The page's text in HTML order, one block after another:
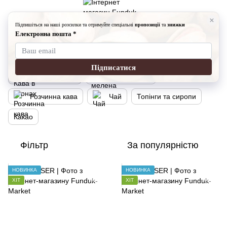
Кава, чай Кава в зернах
Кава в зернах
Кава в зернах Кава мелена
Розчинна кава Чай Топінги та сиропи
Какао
Фільтр За популярністю
НОВИНКА
ХІТ
НОВИНКА
ХІТ